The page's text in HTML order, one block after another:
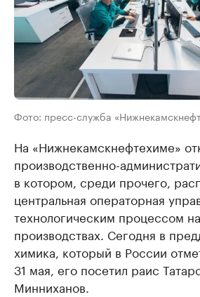
Фото: пресс-служба
На «Нижнекамскнефтехиме»
производственно-
в котором, среди прочего,
центральная операторная
технологическим процессом
производствах. Сегодня в
химика, который в России
31 мая, его посетил раис
Минниханов.